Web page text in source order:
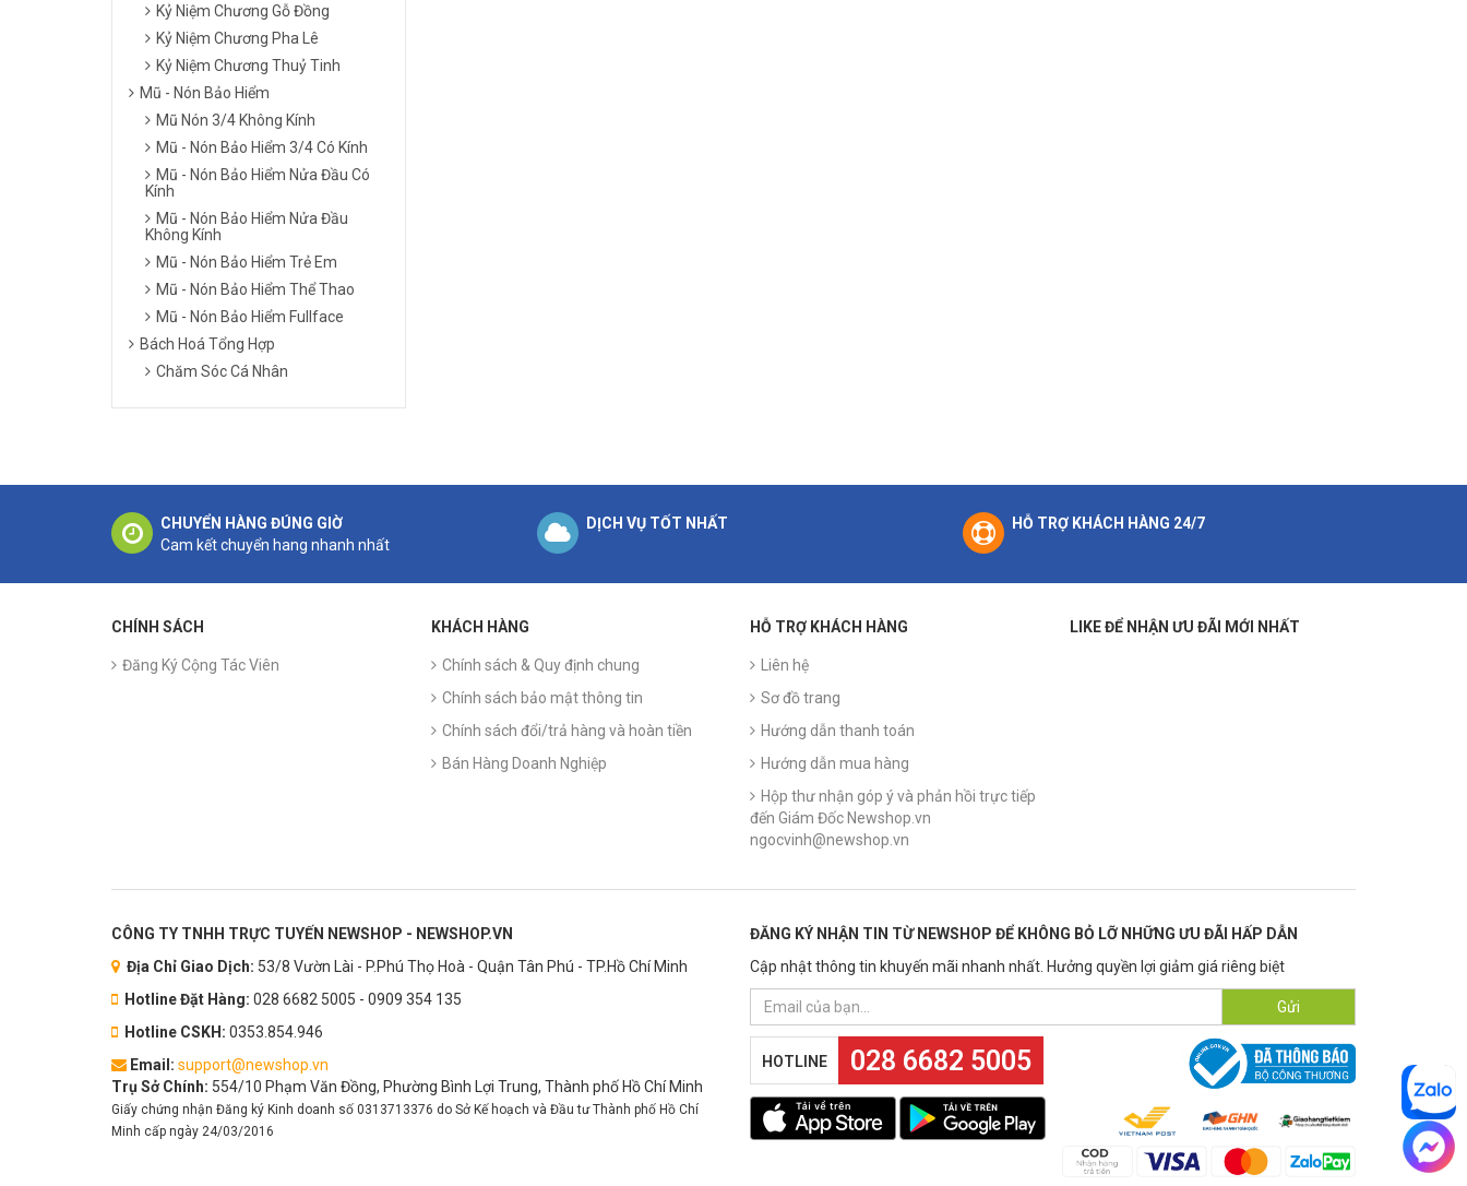
Kỷ Niệm Chương Gỗ Đồng
Kỷ Niệm Chương Pha Lê
Kỷ Niệm Chương Thuỷ Tinh
Mũ - Nón Bảo Hiểm
Mũ Nón 3/4 Không Kính
Mũ - Nón Bảo Hiểm 3/4 Có Kính
Mũ - Nón Bảo Hiểm Nửa Đầu Có
Kính
Mũ - Nón Bảo Hiểm Nửa Đầu
Không Kính
Mũ - Nón Bảo Hiểm Trẻ Em
Mũ - Nón Bảo Hiểm Thể Thao
Mũ - Nón Bảo Hiểm Fullface
Bách Hoá Tổng Hợp
Chăm Sóc Cá Nhân
CHUYỂN HÀNG ĐÚNG GIỜ
Cam kết chuyển hang nhanh nhất
DỊCH VỤ TỐT NHẤT HỖ TRỢ KHÁCH HÀNG 24/7
CHÍNH SÁCH
Đăng Ký Cộng Tác Viên
KHÁCH HÀNG
Chính sách & Quy định chung
Chính sách bảo mật thông tin
Chính sách đổi/trả hàng và hoàn tiền
Bán Hàng Doanh Nghiệp
HỖ TRỢ KHÁCH HÀNG
Liên hệ
Sơ đồ trang
Hướng dẫn thanh toán
Hướng dẫn mua hàng
Hộp thư nhận góp ý và phản hồi trực tiếp
đến Giám Đốc Newshop.vn
ngocvinh@newshop.vn
LIKE ĐỂ NHẬN ƯU ĐÃI MỚI NHẤT
CÔNG TY TNHH TRỰC TUYẾN NEWSHOP - NEWSHOP.VN
Địa Chỉ Giao Dịch: 53/8 Vườn Lài - P.Phú Thọ Hoà - Quận Tân Phú - TP.Hồ Chí Minh
Hotline Đặt Hàng: 028 6682 5005 - 0909 354 135
Hotline CSKH: 0353.854.946
Email: support@newshop.vn
Trụ Sở Chính: 554/10 Phạm Văn Đồng, Phường Bình Lợi Trung, Thành phố Hồ Chí Minh
Giấy chứng nhận Đăng ký Kinh doanh số 0313713376 do Sở Kế hoạch và Đầu tư Thành phố Hồ Chí
Minh cấp ngày 24/03/2016
ĐĂNG KÝ NHẬN TIN TỪ NEWSHOP ĐỂ KHÔNG BỎ LỠ NHỮNG ƯU ĐÃI HẤP DẪN
Cập nhật thông tin khuyến mãi nhanh nhất. Hưởng quyền lợi giảm giá riêng biệt
Gửi
HOTLINE 028 6682 5005